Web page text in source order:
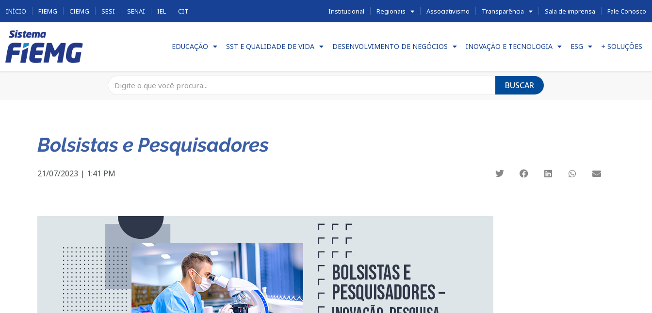
INÍCIO FIEMG CIEMG SESI SENAI IEL CIT Institucional Regionais Associativismo Transparência Sala de imprensa Fale Conosco
EDUCAÇÃO SST E QUALIDADE DE VIDA DESENVOLVIMENTO DE NEGÓCIOS INOVAÇÃO E TECNOLOGIA ESG + SOLUÇÕES
BUSCAR
Bolsistas e Pesquisadores
21/07/2023 | 1:41 PM